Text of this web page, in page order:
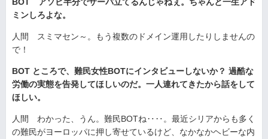
ミンしろよな。
人間 スミマセン～。もう複数のドメイン運用したりしませんの
で！
BOT ところで、難民女性BOTにインタビューしないか？ 過酷な
労働の実態を告発してほしいのだ。一人連れてきたから話をして
ほしい。
人間 わかった、うん。難民BOTね‥‥。最近シリアからも多く
の難民がヨーロッパに押し寄せているけど、なかなかヘビーな内